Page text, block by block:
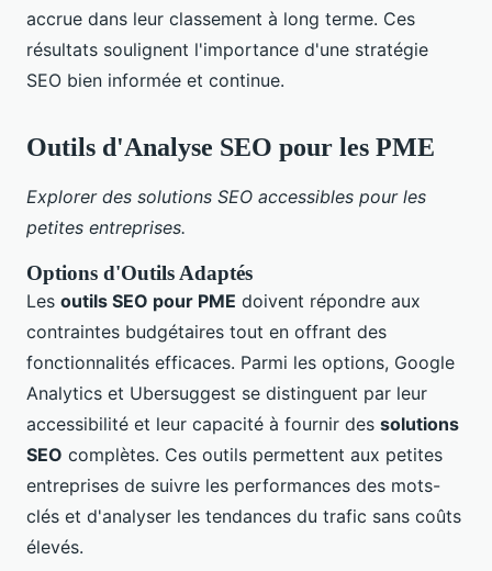
accrue dans leur classement à long terme. Ces
résultats soulignent l'importance d'une stratégie
SEO bien informée et continue.
Outils d'Analyse SEO pour les PME
Explorer des solutions SEO accessibles pour les
petites entreprises.
Options d'Outils Adaptés
Les outils SEO pour PME doivent répondre aux
contraintes budgétaires tout en offrant des
fonctionnalités efficaces. Parmi les options, Google
Analytics et Ubersuggest se distinguent par leur
accessibilité et leur capacité à fournir des solutions
SEO complètes. Ces outils permettent aux petites
entreprises de suivre les performances des mots-
clés et d'analyser les tendances du trafic sans coûts
élevés.